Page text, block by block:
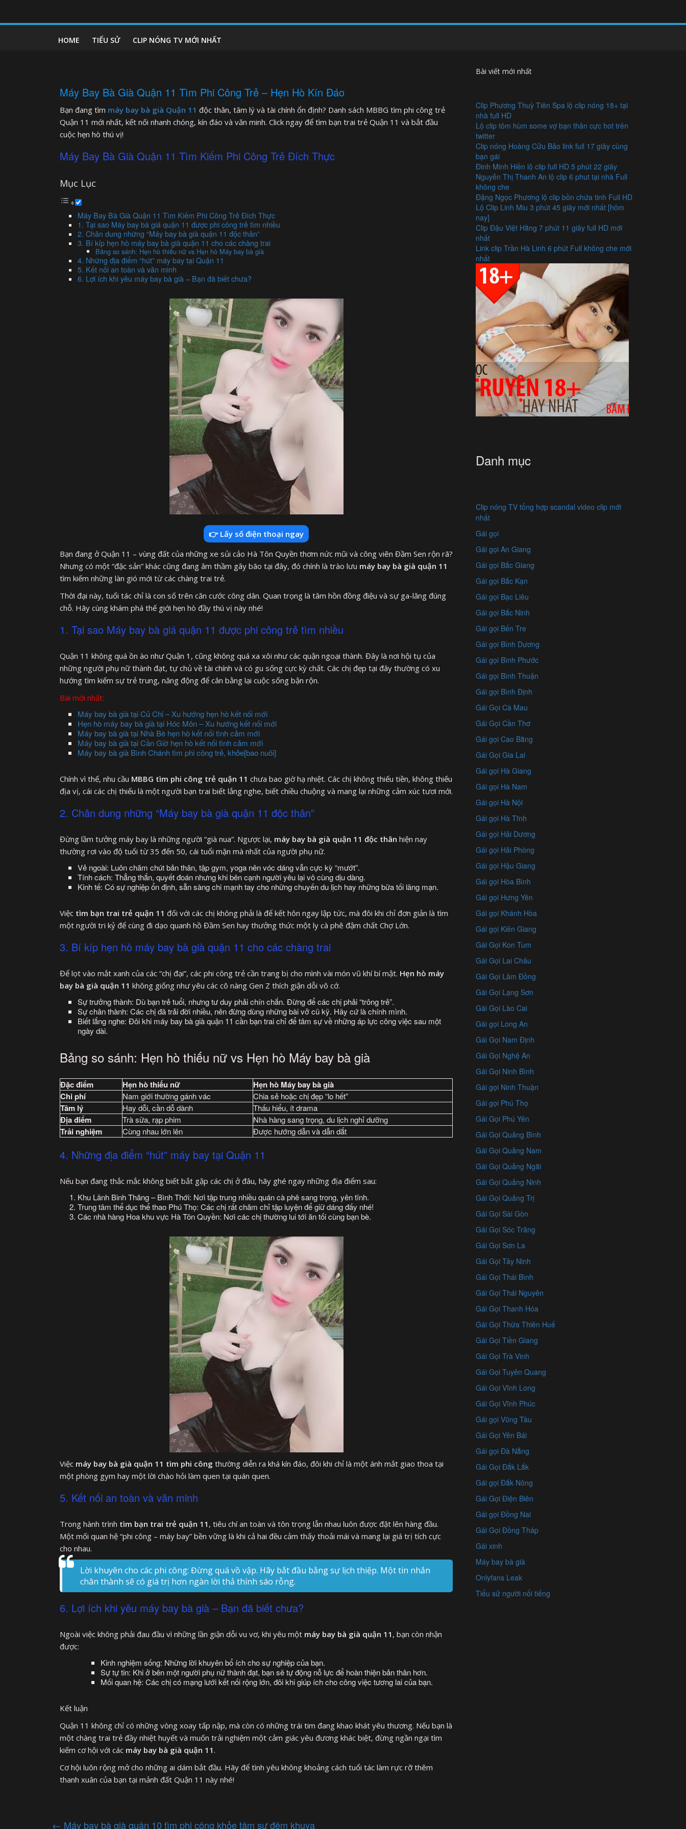
content
clipnonglive.com
HOME TIỂU SỬ CLIP NÓNG TV MỚI NHẤT
Máy Bay Bà Già Quận 11 Tìm Phi Công Trẻ – Hẹn Hò Kín Đáo
Bạn đang tìm máy bay bà già Quận 11 độc thân, tâm lý và tài chính ổn định? Danh sách MBBG tìm phi công trẻ
Quận 11 mới nhất, kết nối nhanh chóng, kín đáo và văn minh. Click ngay để tìm bạn trai trẻ Quận 11 và bắt đầu
cuộc hẹn hò thú vị!
Máy Bay Bà Già Quận 11 Tìm Kiếm Phi Công Trẻ Đích Thực
Mục Lục
Máy Bay Bà Già Quận 11 Tìm Kiếm Phi Công Trẻ Đích Thực
1. Tại sao Máy bay bà giá quận 11 được phi công trẻ tìm nhiều
2. Chân dung những “Máy bay bà già quận 11 độc thân”
3. Bí kíp hẹn hò máy bay bà già quận 11 cho các chàng trai
Bảng so sánh: Hẹn hò thiếu nữ vs Hẹn hò Máy bay bà già
4. Những địa điểm “hút” máy bay tại Quận 11
5. Kết nối an toàn và văn minh
6. Lợi ích khi yêu máy bay bà già – Bạn đã biết chưa?
👉 Lấy số điện thoại ngay
Bạn đang ở Quận 11 – vùng đất của những xe sủi cảo Hà Tôn Quyền thơm nức mũi và công viên Đầm Sen rộn rã?
Nhưng có một “đặc sản” khác cũng đang âm thầm gây bão tại đây, đó chính là trào lưu máy bay bà già quận 11
tìm kiếm những làn gió mới từ các chàng trai trẻ.
Thời đại này, tuổi tác chỉ là con số trên căn cước công dân. Quan trọng là tâm hồn đồng điệu và sự ga-lăng đúng
chỗ. Hãy cùng khám phá thế giới hẹn hò đầy thú vị này nhé!
1. Tại sao Máy bay bà giá quận 11 được phi công trẻ tìm nhiều
Quận 11 không quá ồn ào như Quận 1, cũng không quá xa xôi như các quận ngoại thành. Đây là nơi hội tụ của
những người phụ nữ thành đạt, tự chủ về tài chính và có gu sống cực kỳ chất. Các chị đẹp tại đây thường có xu
hướng tìm kiếm sự trẻ trung, năng động để cân bằng lại cuộc sống bận rộn.
Bài mới nhất:
Máy bay bà già tại Củ Chi – Xu hướng hẹn hò kết nối mới
Hẹn hò máy bay bà già tại Hóc Môn – Xu hướng kết nối mới
Máy bay bà già tại Nhà Bè hẹn hò kết nối tình cảm mới
Máy bay bà già tại Cần Giờ hẹn hò kết nối tình cảm mới
Máy bay bà già Bình Chánh tìm phi công trẻ, khỏe[bao nuôi]
Chính vì thế, nhu cầu MBBG tìm phi công trẻ quận 11 chưa bao giờ hạ nhiệt. Các chị không thiếu tiền, không thiếu
địa vị, cái các chị thiếu là một người bạn trai biết lắng nghe, biết chiều chuộng và mang lại những cảm xúc tươi mới.
2. Chân dung những “Máy bay bà già quận 11 độc thân”
Đừng lầm tưởng máy bay là những người “già nua”. Ngược lại, máy bay bà già quận 11 độc thân hiện nay
thường rơi vào độ tuổi từ 35 đến 50, cái tuổi mặn mà nhất của người phụ nữ.
Vẻ ngoài: Luôn chăm chút bản thân, tập gym, yoga nên vóc dáng vẫn cực kỳ “mướt”.
Tính cách: Thẳng thắn, quyết đoán nhưng khi bên cạnh người yêu lại vô cùng dịu dàng.
Kinh tế: Có sự nghiệp ổn định, sẵn sàng chi mạnh tay cho những chuyến du lịch hay những bữa tối lãng mạn.
Việc tìm bạn trai trẻ quận 11 đối với các chị không phải là để kết hôn ngay lập tức, mà đôi khi chỉ đơn giản là tìm
một người tri kỷ để cùng đi dạo quanh hồ Đầm Sen hay thưởng thức một ly cà phê đậm chất Chợ Lớn.
3. Bí kíp hẹn hò máy bay bà già quận 11 cho các chàng trai
Để lọt vào mắt xanh của các “chị đại”, các phi công trẻ cần trang bị cho mình vài món vũ khí bí mật. Hẹn hò máy
bay bà già quận 11 không giống như yêu các cô nàng Gen Z thích giận dỗi vô cớ.
Sự trưởng thành: Dù bạn trẻ tuổi, nhưng tư duy phải chín chắn. Đừng để các chị phải “trông trẻ”.
Sự chân thành: Các chị đã trải đời nhiều, nên đừng dùng những bài vở cũ kỹ. Hãy cứ là chính mình.
Biết lắng nghe: Đôi khi máy bay bà già quận 11 cần bạn trai chỉ để tâm sự về những áp lực công việc sau một
ngày dài.
Bảng so sánh: Hẹn hò thiếu nữ vs Hẹn hò Máy bay bà già
Đặc điểm Hẹn hò thiếu nữ
Hẹn hò Máy bay bà già
Chi phí
Nam giới thường gánh vác Chia sẻ hoặc chị đẹp “lo hết”
Tâm lý Hay dỗi, cần dỗ dành Thấu hiểu, ít drama
Địa điểm Trà sữa, rạp phim Nhà hàng sang trọng, du lịch nghỉ dưỡng
Trải nghiệm Cùng nhau lớn lên Được hướng dẫn và dẫn dắt
4. Những địa điểm “hút” máy bay tại Quận 11
Nếu bạn đang thắc mắc không biết bắt gặp các chị ở đâu, hãy ghé ngay những địa điểm sau:
Khu Lãnh Binh Thăng – Bình Thới: Nơi tập trung nhiều quán cà phê sang trọng, yên tĩnh.
Trung tâm thể dục thể thao Phú Thọ: Các chị rất chăm chỉ tập luyện để giữ dáng đấy nhé!
Các nhà hàng Hoa khu vực Hà Tôn Quyền: Nơi các chị thường lui tới ăn tối cùng bạn bè.
Việc máy bay bà già quận 11 tìm phi công thường diễn ra khá kín đáo, đôi khi chỉ là một ánh mắt giao thoa tại
một phòng gym hay một lời chào hỏi làm quen tại quán quen.
5. Kết nối an toàn và văn minh
Trong hành trình tìm bạn trai trẻ quận 11 , tiêu chí an toàn và tôn trọng lẫn nhau luôn được đặt lên hàng đầu.
Một mối quan hệ “phi công – máy bay” bền vững là khi cả hai đều cảm thấy thoải mái và mang lại giá trị tích cực
cho nhau.
Lời khuyên cho các phi công: Đừng quá vồ vập. Hãy bắt đầu bằng sự lịch thiệp. Một tin nhắn
chân thành sẽ có giá trị hơn ngàn lời thả thính sáo rỗng.
6. Lợi ích khi yêu máy bay bà già – Bạn đã biết chưa?
Ngoài việc không phải đau đầu vì những lần giận dỗi vu vơ, khi yêu một máy bay bà già quận 11 , bạn còn nhận
được:
Kinh nghiệm sống: Những lời khuyên bổ ích cho sự nghiệp của bạn.
Sự tự tin: Khi ở bên một người phụ nữ thành đạt, bạn sẽ tự động nỗ lực để hoàn thiện bản thân hơn.
Mối quan hệ: Các chị có mạng lưới kết nối rộng lớn, đôi khi giúp ích cho công việc tương lai của bạn.
Kết luận
Quận 11 không chỉ có những vòng xoay tấp nập, mà còn có những trái tim đang khao khát yêu thương. Nếu bạn là
một chàng trai trẻ đầy nhiệt huyết và muốn trải nghiệm một cảm giác yêu đương khác biệt, đừng ngần ngại tìm
kiếm cơ hội với các máy bay bà già quận 11 .
Cơ hội luôn rộng mở cho những ai dám bắt đầu. Hãy để tình yêu không khoảng cách tuổi tác làm rực rỡ thêm
thanh xuân của bạn tại mảnh đất Quận 11 này nhé!
← Máy bay bà già quận 10 tìm phi công khỏe tâm sự đêm khuya
Bài viết mới nhất
Clip Phương Thuỳ Tiên Spa lộ clip nóng 18+ tại
nhà full HD
Lộ clip tôm hùm some vợ bạn thân cực hot trên
twitter
Clip nóng Hoàng Cửu Bảo link full 17 giây cùng
bạn gái
Đinh Minh Hiền lộ clip full HD 5 phút 22 giây
Nguyễn Thị Thanh An lộ clip 6 phut tại nhà Full
không che
Đặng Ngọc Phương lộ clip bồn chứa tinh Full HD
Lộ Clip Linh Miu 3 phút 45 giây mới nhất [hôm
nay]
Clip Đậu Việt Hằng 7 phút 11 giây full HD mới
nhất
Link clip Trần Hà Linh 6 phút Full không che mới
nhất
Danh mục
Clip nóng TV tổng hợp scandal video clip mới
nhất
Gái gọi
Gái gọi An Giang
Gái gọi Bắc Giang
Gái gọi Bắc Kạn
Gái gọi Bạc Liêu
Gái gọi Bắc Ninh
Gái gọi Bến Tre
Gái gọi Bình Dương
Gái gọi Bình Phước
Gái gọi Bình Thuận
Gái gọi Bình Định
Gái Gọi Cà Mau
Gái Gọi Cần Thơ
Gái gọi Cao Bằng
Gái Gọi Gia Lai
Gái gọi Hà Giang
Gái gọi Hà Nam
Gái gọi Hà Nội
Gái gọi Hà Tĩnh
Gái gọi Hải Dương
Gái gọi Hải Phòng
Gái gọi Hậu Giang
Gái gọi Hòa Bình
Gái gọi Hưng Yên
Gái gọi Khánh Hòa
Gái gọi Kiên Giang
Gái Gọi Kon Tum
Gái Gọi Lai Châu
Gái Gọi Lâm Đồng
Gái Gọi Lạng Sơn
Gái Gọi Lào Cai
Gái gọi Long An
Gái Gọi Nam Định
Gái Gọi Nghệ An
Gái Gọi Ninh Bình
Gái gọi Ninh Thuận
Gái gọi Phú Thọ
Gái Gọi Phú Yên
Gái Gọi Quảng Bình
Gái Gọi Quảng Nam
Gái Gọi Quảng Ngãi
Gái Gọi Quảng Ninh
Gái Gọi Quảng Trị
Gái Gọi Sài Gòn
Gái Gọi Sóc Trăng
Gái Gọi Sơn La
Gái Gọi Tây Ninh
Gái Gọi Thái Bình
Gái Gọi Thái Nguyên
Gái Gọi Thanh Hóa
Gái Gọi Thừa Thiên Huế
Gái Gọi Tiền Giang
Gái Gọi Trà Vinh
Gái Gọi Tuyên Quang
Gái Gọi Vĩnh Long
Gái Gọi Vĩnh Phúc
Gái gọi Vũng Tàu
Gái Gọi Yên Bái
Gái gọi Đà Nẵng
Gái Gọi Đắk Lắk
Gái gọi Đắk Nông
Gái Gọi Điện Biên
Gái gọi Đồng Nai
Gái Gọi Đồng Tháp
Gái xinh
Máy bay bà già
Onlyfans Leak
Tiểu sử người nổi tiếng